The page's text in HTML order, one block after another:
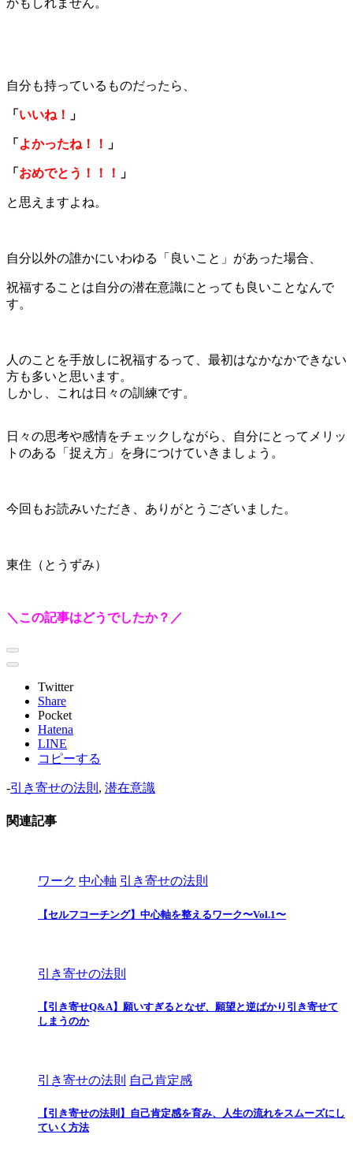
自分も持っているものだったら、
「 いいね！ 」
「 よかったね！！ 」
「 おめでとう！！！ 」
と思えますよね。
自分以外の誰かにいわゆる「良いこと」があった場合、
祝福することは自分の潜在意識にとっても良いことなんで
す。
人のことを手放しに祝福するって、最初はなかなかできない
方も多いと思います。
しかし、これは日々の訓練です。
日々の思考や感情をチェックしながら、自分にとってメリッ
トのある「捉え方」を身につけていきましょう。
今回もお読みいただき、ありがとうございました。
東住（とうずみ）
＼この記事はどうでしたか？／
Twitter
Share
Pocket
Hatena
LINE
コピーする
-引き寄せの法則 , 潜在意識
関連記事
ワーク 中心軸 引き寄せの法則
【セルフコーチング】中心軸を整えるワーク〜Vol.1〜
引き寄せの法則
【引き寄せQ&A】願いすぎるとなぜ、願望と逆ばかり引き寄せて
しまうのか
引き寄せの法則 自己肯定感
【引き寄せの法則】自己肯定感を育み、人生の流れをスムーズにし
ていく方法